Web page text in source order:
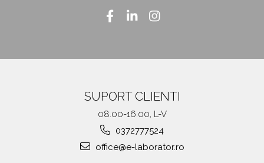
SUPORT CLIENTI
08.00-16.00, L-V
0372777524
office@e-laborator.ro